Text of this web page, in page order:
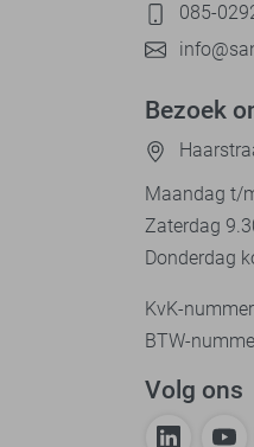
085-
Bezoek
Maandag t/
Zaterdag
Donderdag
KvK-
BTW-
Volg ons